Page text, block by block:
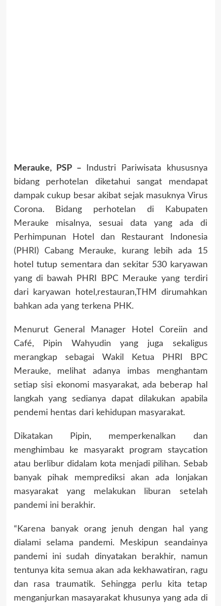
Merauke, PSP –
Industri Pariwisata khususnya
bidang perhotelan diketahui sangat mendapat
dampak cukup besar akibat sejak masuknya Virus
Corona. Bidang perhotelan di Kabupaten
Merauke misalnya, sesuai data yang ada di
Perhimpunan Hotel dan Restaurant Indonesia
(PHRI) Cabang Merauke, kurang lebih ada 15
hotel tutup sementara dan sekitar 530 karyawan
yang di bawah PHRI BPC Merauke yang terdiri
dari karyawan hotel,restauran,THM dirumahkan
bahkan ada yang terkena PHK.
Menurut General Manager Hotel Coreiin and
Café, Pipin Wahyudin yang juga sekaligus
merangkap sebagai Wakil Ketua PHRI BPC
Merauke, melihat adanya imbas menghantam
setiap sisi ekonomi masyarakat, ada beberap hal
langkah yang sedianya dapat dilakukan apabila
pendemi hentas dari kehidupan masyarakat.
Dikatakan Pipin, memperkenalkan dan
menghimbau ke masyarakt program staycation
atau berlibur didalam kota menjadi pilihan. Sebab
banyak pihak memprediksi akan ada lonjakan
masyarakat yang melakukan liburan setelah
pandemi ini berakhir.
“Karena banyak orang jenuh dengan hal yang
dialami selama pandemi. Meskipun seandainya
pandemi ini sudah dinyatakan berakhir, namun
tentunya kita semua akan ada kekhawatiran, ragu
dan rasa traumatik. Sehingga perlu kita tetap
menganjurkan masayarakat khusunya yang ada di